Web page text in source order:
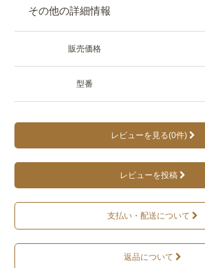
その他の詳細情報
販売価格
型番
レビューを見る(0件)
レビューを投稿
支払い・配送について
返品について